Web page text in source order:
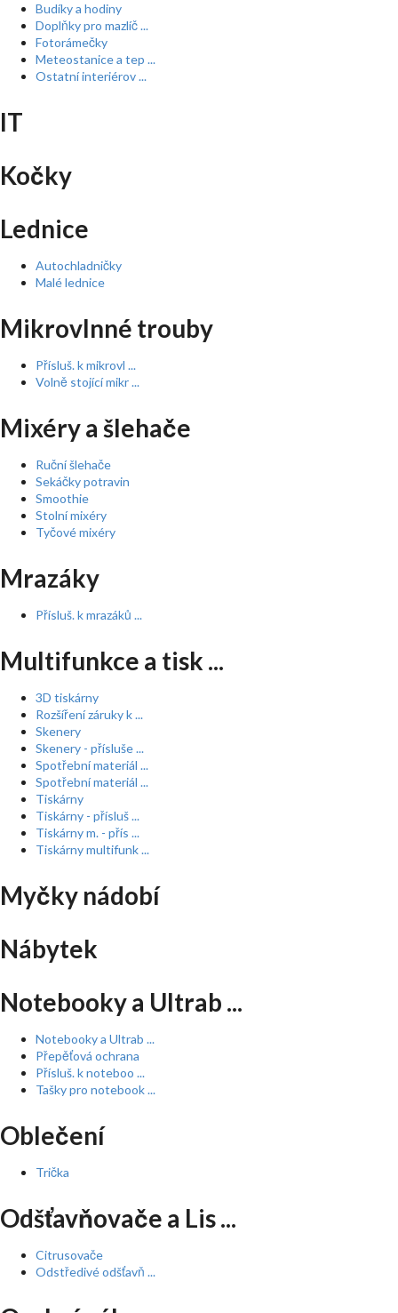
Budíky a hodiny
Doplňky pro mazlíč ...
Fotorámečky
Meteostanice a tep ...
Ostatní interiérov ...
IT
Kočky
Lednice
Autochladničky
Malé lednice
Mikrovlnné trouby
Přísluš. k mikrovl ...
Volně stojící mikr ...
Mixéry a šlehače
Ruční šlehače
Sekáčky potravin
Smoothie
Stolní mixéry
Tyčové mixéry
Mrazáky
Přísluš. k mrazáků ...
Multifunkce a tisk ...
3D tiskárny
Rozšíření záruky k ...
Skenery
Skenery - přísluše ...
Spotřební materiál ...
Spotřební materiál ...
Tiskárny
Tiskárny - přísluš ...
Tiskárny m. - přís ...
Tiskárny multifunk ...
Myčky nádobí
Nábytek
Notebooky a Ultrab ...
Notebooky a Ultrab ...
Přepěťová ochrana
Přísluš. k noteboo ...
Tašky pro notebook ...
Oblečení
Trička
Odšťavňovače a Lis ...
Citrusovače
Odstředivé odšťavň ...